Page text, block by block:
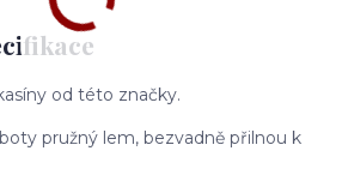
od této značky.
pružný lem, bezvadně přilnou k